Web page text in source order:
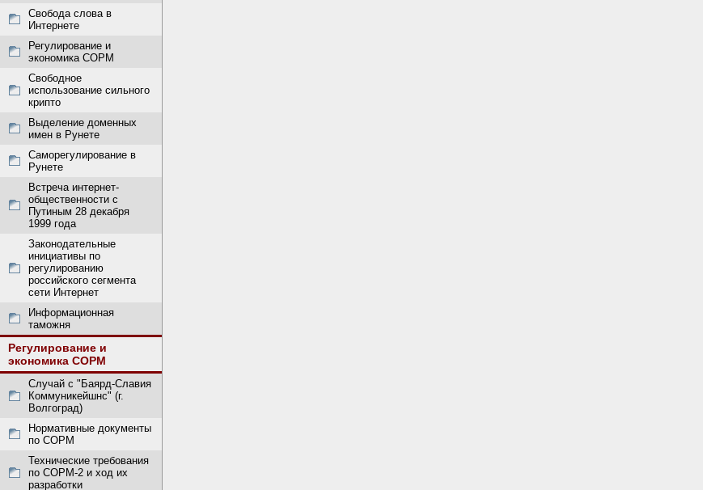
Свобода слова в
Интернете
Регулирование и
экономика СОРМ
Свободное
использование сильного
крипто
Выделение доменных
имен в Рунете
Саморегулирование в
Рунете
Встреча интернет-
общественности с
Путиным 28 декабря
1999 года
Законодательные
инициативы по
регулированию
российского сегмента
сети Интернет
Информационная
таможня
Регулирование и
экономика СОРМ
Случай с "Баярд-Славия
Коммуникейшнс" (г.
Волгоград)
Нормативные документы
по СОРМ
Технические требования
по СОРМ-2 и ход их
разработки